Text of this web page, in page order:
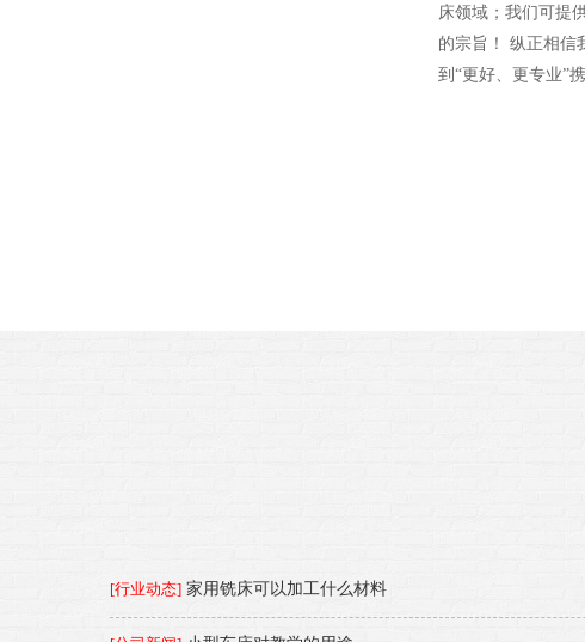
床领域；我们可提
的宗旨！ 纵正相信
到“更好、更专业”
[行业动态] 家用铣床可以加工什么材料